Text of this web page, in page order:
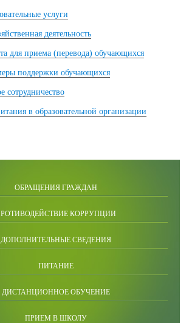
услуги
деятельность
для приема (перевода) обучающихся
поддержки обучающихся
сотрудничество
в образовательной организации
ОБРАЩЕНИЯ ГРАЖДАН
КОРРУПЦИИ
ДОПОЛНИТЕЛЬНЫЕ СВЕДЕНИЯ
ПИТАНИЕ
ДИСТАНЦИОННОЕ ОБУЧЕНИЕ
ПРИЕМ В ШКОЛУ